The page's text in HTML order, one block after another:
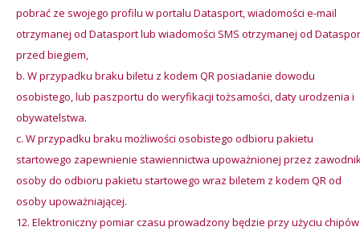
pobrać ze swojego profilu w portalu Datasport, wiadomości e-mail
otrzymanej od Datasport lub wiadomości SMS otrzymanej od
przed biegiem,
b. W przypadku braku biletu z kodem QR posiadanie dowodu
osobistego, lub paszportu do weryfikacji tożsamości, daty urodzenia i
obywatelstwa.
c. W przypadku braku możliwości osobistego odbioru pakietu
startowego zapewnienie stawiennictwa upoważnionej przez
osoby do odbioru pakietu startowego wraz biletem z kodem QR od
osoby upoważniającej.
Elektroniczny pomiar czasu prowadzony będzie przy użyciu chipów